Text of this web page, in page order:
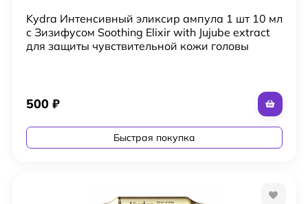
Kydra Интенсивный эликсир ампула 1 шт 10 мл
с Зизифусом Soothing Elixir with Jujube extract
для защиты чувствительной кожи головы
500 ₽
Быстрая покупка